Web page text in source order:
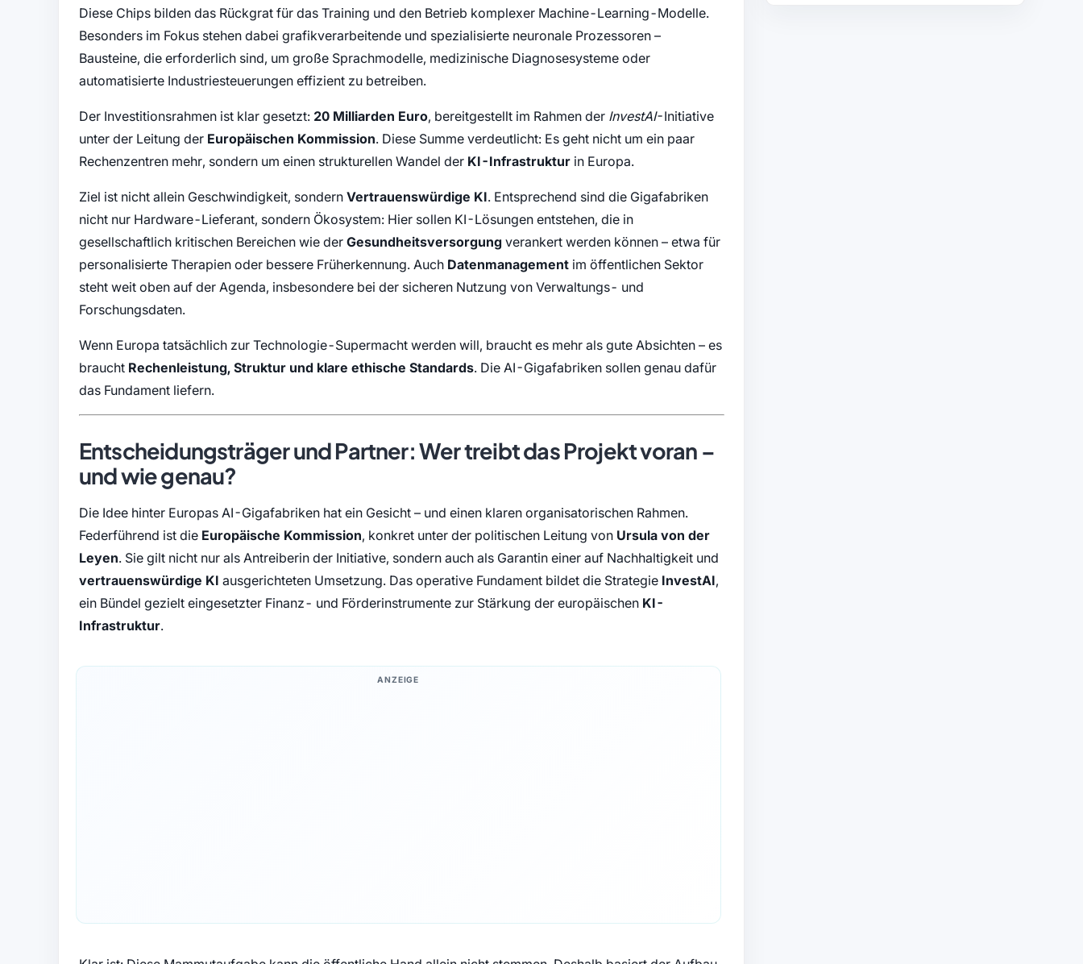
Diese Chips bilden das Rückgrat für das Training und den Betrieb komplexer Machine-Learning-Modelle.
Besonders im Fokus stehen dabei grafikverarbeitende und spezialisierte neuronale Prozessoren –
Bausteine, die erforderlich sind, um große Sprachmodelle, medizinische Diagnosesysteme oder
automatisierte Industriesteuerungen effizient zu betreiben.
Der Investitionsrahmen ist klar gesetzt: 20 Milliarden Euro, bereitgestellt im Rahmen der InvestAI-Initiative
unter der Leitung der Europäischen Kommission. Diese Summe verdeutlicht: Es geht nicht um ein paar
Rechenzentren mehr, sondern um einen strukturellen Wandel der KI-Infrastrukturin Europa.
Ziel ist nicht allein Geschwindigkeit, sondern Vertrauenswürdige KI. Entsprechend sind die Gigafabriken
nicht nur Hardware-Lieferant, sondern Ökosystem: Hier sollen KI-Lösungen entstehen, die in
gesellschaftlich kritischen Bereichen wie der Gesundheitsversorgungverankert werden können – etwa für
personalisierte Therapien oder bessere Früherkennung. Auch Datenmanagementim öffentlichen Sektor
steht weit oben auf der Agenda, insbesondere bei der sicheren Nutzung von Verwaltungs- und
Forschungsdaten.
Wenn Europa tatsächlich zur Technologie-Supermacht werden will, braucht es mehr als gute Absichten – es
braucht Rechenleistung, Struktur und klare ethische Standards. Die AI-Gigafabriken sollen genau dafür
das Fundament liefern.
Entscheidungsträger und Partner: Wer treibt das Projekt voran –
und wie genau?
Die Idee hinter Europas AI-Gigafabriken hat ein Gesicht – und einen klaren organisatorischen Rahmen.
Federführend ist die Europäische Kommission, konkret unter der politischen Leitung von Ursula von der
Leyen. Sie gilt nicht nur als Antreiberin der Initiative, sondern auch als Garantin einer auf Nachhaltigkeit und
vertrauenswürdige KI ausgerichteten Umsetzung. Das operative Fundament bildet die Strategie InvestAI,
ein Bündel gezielt eingesetzter Finanz- und Förderinstrumente zur Stärkung der europäischen KI-
Infrastruktur.
ANZEIGE